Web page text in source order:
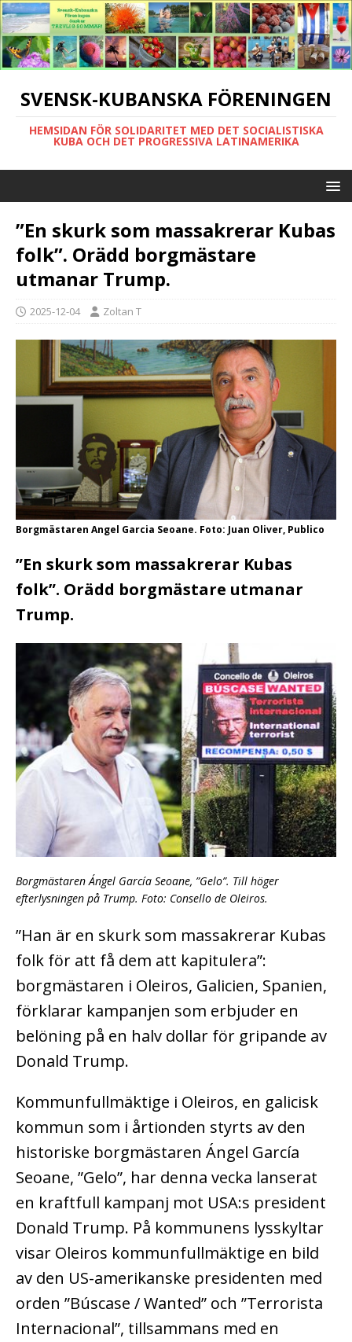
SVENSK-KUBANSKA FÖRENINGEN
HEMSIDAN FÖR SOLIDARITET MED DET SOCIALISTISKA
KUBA OCH DET PROGRESSIVA LATINAMERIKA
”En skurk som massakrerar Kubas
folk”. Orädd borgmästare
utmanar Trump.
2025-12-04 Zoltan T
Borgmästaren Angel Garcia Seoane. Foto: Juan Oliver, Publico
”En skurk som massakrerar Kubas
folk”. Orädd borgmästare utmanar
Trump.
Borgmästaren Ángel García Seoane, ”Gelo”. Till höger
efterlysningen på Trump. Foto: Consello de Oleiros.
”Han är en skurk som massakrerar Kubas
folk för att få dem att kapitulera”:
borgmästaren i Oleiros, Galicien, Spanien,
förklarar kampanjen som erbjuder en
belöning på en halv dollar för gripande av
Donald Trump.
Kommunfullmäktige i Oleiros, en galicisk
kommun som i årtionden styrts av den
historiske borgmästaren Ángel García
Seoane, ”Gelo”, har denna vecka lanserat
en kraftfull kampanj mot USA:s president
Donald Trump. På kommunens lysskyltar
visar Oleiros kommunfullmäktige en bild
av den US-amerikanske presidenten med
orden ”Búscase / Wanted” och ”Terrorista
Internacional”, tillsammans med en